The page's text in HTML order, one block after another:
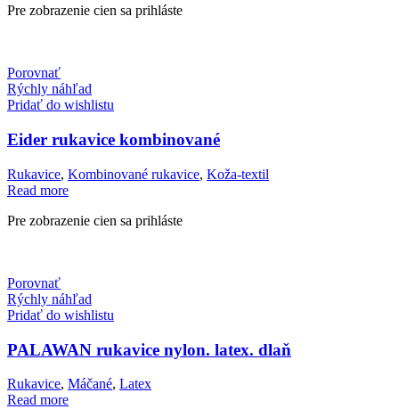
Pre zobrazenie cien sa prihláste
Porovnať
Rýchly náhľad
Pridať do wishlistu
Eider rukavice kombinované
Rukavice, Kombinované rukavice, Koža-textil
Read more
Pre zobrazenie cien sa prihláste
Porovnať
Rýchly náhľad
Pridať do wishlistu
PALAWAN rukavice nylon. latex. dlaň
Rukavice, Máčané, Latex
Read more